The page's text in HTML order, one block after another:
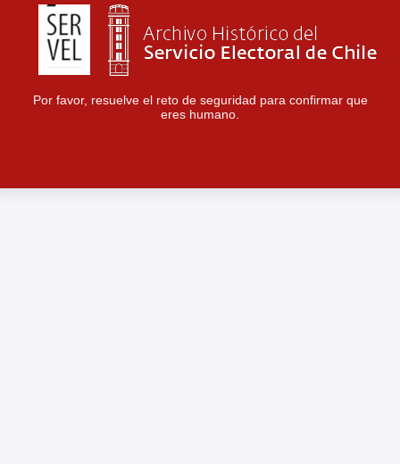
Por favor, resuelve el reto de seguridad para confirmar que
eres humano.